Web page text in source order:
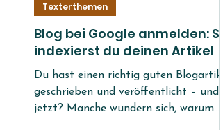
Blog bei Google anmelden: So
indexierst du deinen Artikel
Du hast einen richtig guten
geschrieben und veröffentlicht – und
jetzt? Manche wundern sich, warum
Texterthemen